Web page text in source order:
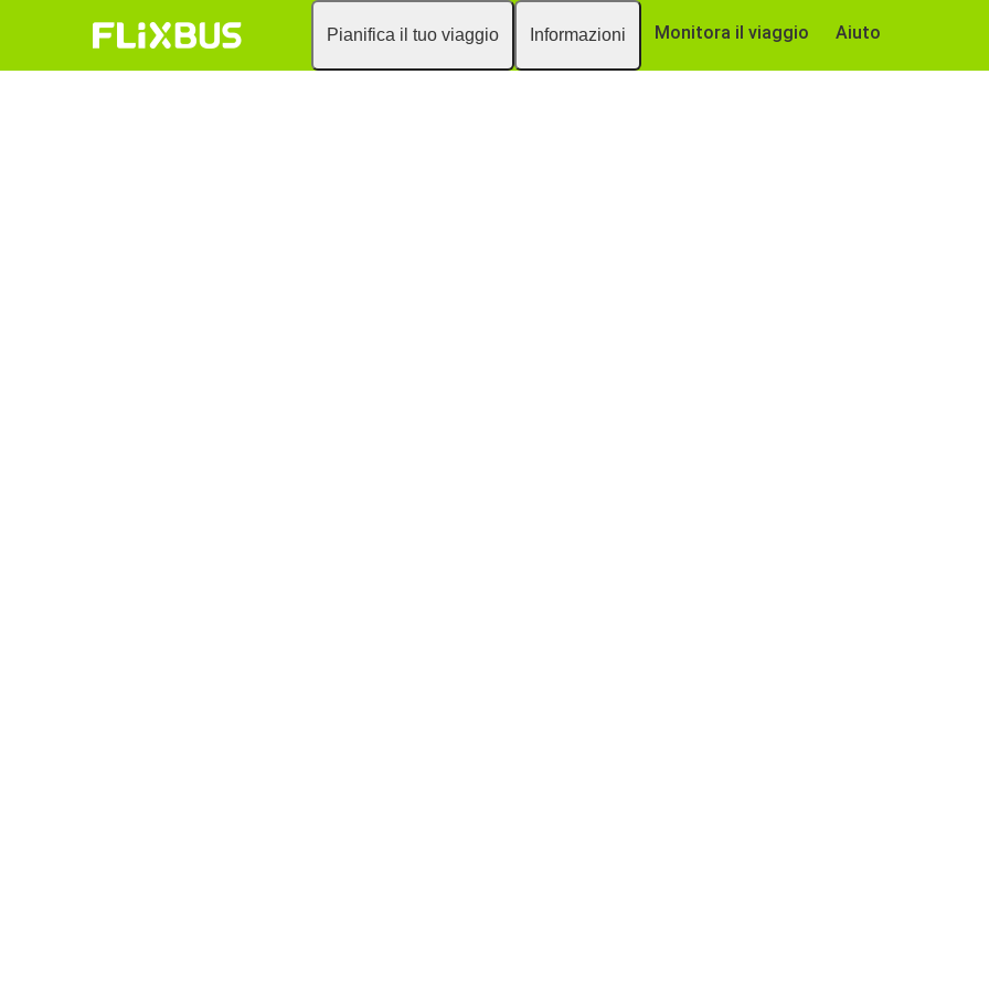
Pianifica il tuo viaggio Informazioni Monitora il viaggio Aiuto